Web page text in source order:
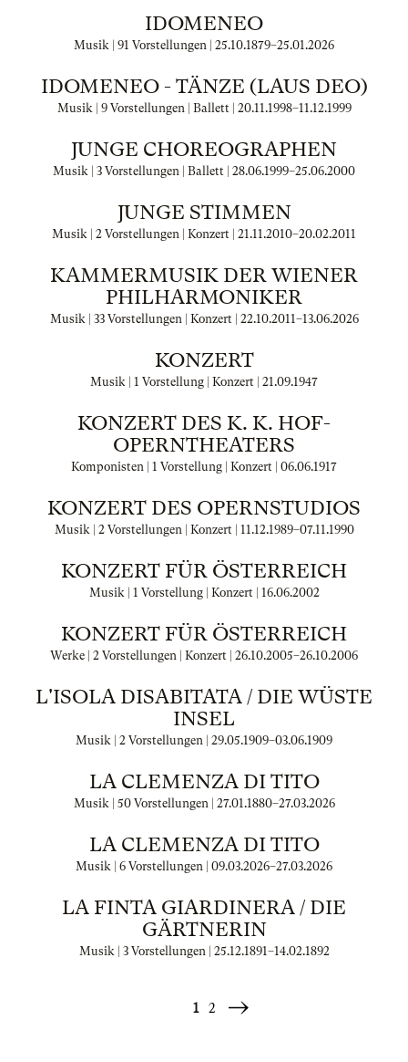
IDOMENEO
Musik | 91 Vorstellungen | 25.10.1879–25.01.2026
IDOMENEO - TÄNZE (LAUS DEO)
Musik | 9 Vorstellungen | Ballett | 20.11.1998–11.12.1999
JUNGE CHOREOGRAPHEN
Musik | 3 Vorstellungen | Ballett | 28.06.1999–25.06.2000
JUNGE STIMMEN
Musik | 2 Vorstellungen | Konzert | 21.11.2010–20.02.2011
KAMMERMUSIK DER WIENER
PHILHARMONIKER
Musik | 33 Vorstellungen | Konzert | 22.10.2011–13.06.2026
KONZERT
Musik | 1 Vorstellung | Konzert | 21.09.1947
KONZERT DES K. K. HOF-
OPERNTHEATERS
Komponisten | 1 Vorstellung | Konzert | 06.06.1917
KONZERT DES OPERNSTUDIOS
Musik | 2 Vorstellungen | Konzert | 11.12.1989–07.11.1990
KONZERT FÜR ÖSTERREICH
Musik | 1 Vorstellung | Konzert | 16.06.2002
KONZERT FÜR ÖSTERREICH
Werke | 2 Vorstellungen | Konzert | 26.10.2005–26.10.2006
L'ISOLA DISABITATA / DIE WÜSTE
INSEL
Musik | 2 Vorstellungen | 29.05.1909–03.06.1909
LA CLEMENZA DI TITO
Musik | 50 Vorstellungen | 27.01.1880–27.03.2026
LA CLEMENZA DI TITO
Musik | 6 Vorstellungen | 09.03.2026–27.03.2026
LA FINTA GIARDINERA / DIE
GÄRTNERIN
Musik | 3 Vorstellungen | 25.12.1891–14.02.1892
1 2
Weiter